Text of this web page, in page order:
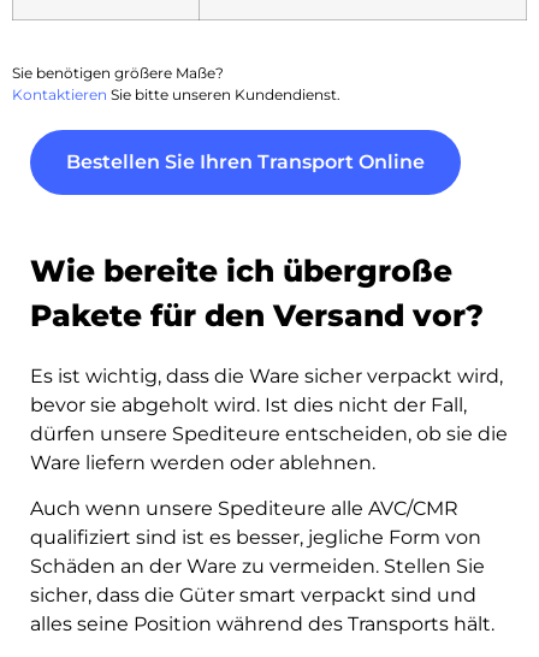
Sie benötigen größere Maße?
Kontaktieren Sie bitte unseren Kundendienst.
Bestellen Sie Ihren Transport Online
Wie bereite ich übergroße
Pakete für den Versand vor?
Es ist wichtig, dass die Ware sicher verpackt wird,
bevor sie abgeholt wird. Ist dies nicht der Fall,
dürfen unsere Spediteure entscheiden, ob sie die
Ware liefern werden oder ablehnen.
Auch wenn unsere Spediteure alle AVC/CMR
qualifiziert sind ist es besser, jegliche Form von
Schäden an der Ware zu vermeiden. Stellen Sie
sicher, dass die Güter smart verpackt sind und
alles seine Position während des Transports hält.